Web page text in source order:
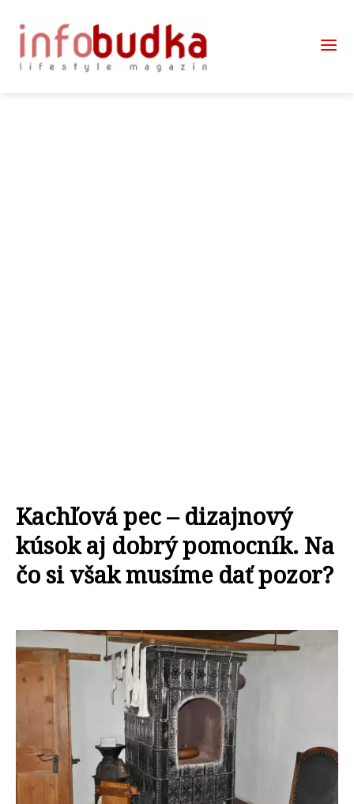
Kachľová pec – dizajnový
kúsok aj dobrý pomocník. Na
čo si však musíme dať pozor?